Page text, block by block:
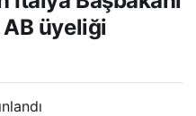
gündemde değil
AB üyeliği